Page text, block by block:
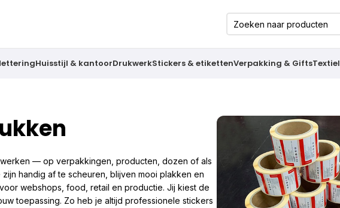
Huisstijl & kantoorDrukwerkStickers & etikettenVerpakking & GiftsTextiel
— op verpakkingen, producten, dozen of als
handig af te scheuren, blijven mooi plakken en
webshops, food, retail en productie. Jij kiest de
toepassing. Zo heb je altijd professionele stickers